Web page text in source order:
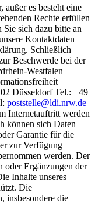
außer es besteht eine
Rechte erfüllen
sich dazu bitte an
Kontaktdaten
Schließlich
Beschwerde bei der
Westfalen
Düsseldorf Tel.: +49
poststelle@ldi.nrw.de
Internetauftritt werden
können sich Daten
Garantie für die
zur Verfügung
werden. Der
oder Ergänzungen der
Inhalte unseres
Die
insbesondere die